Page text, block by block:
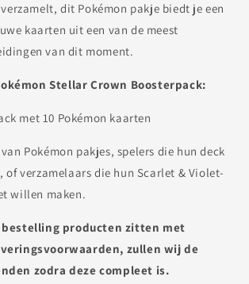
dit Pokémon pakje biedt je een
kaarten uit een van de meest
van dit moment.
Stellar Crown Boosterpack:
met 10 Pokémon kaarten
Pokémon pakjes, spelers die hun deck
of verzamelaars die hun Scarlet & Violet-
willen maken.
bestelling producten zitten met
zullen wij de
zodra deze compleet is.